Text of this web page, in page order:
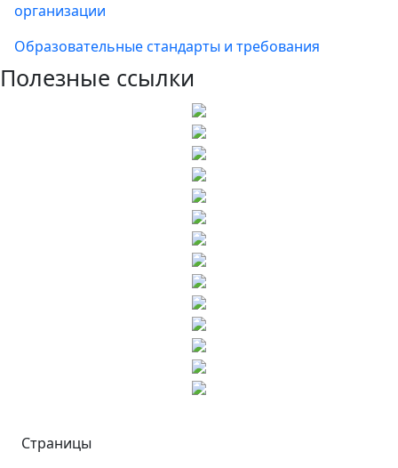
организации
Образовательные стандарты и требования
Полезные ссылки
Страницы